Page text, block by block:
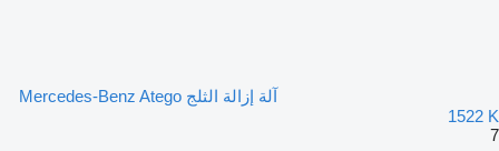
آلة إزالة الثلج Mercedes-Benz Atego
1522 K
7